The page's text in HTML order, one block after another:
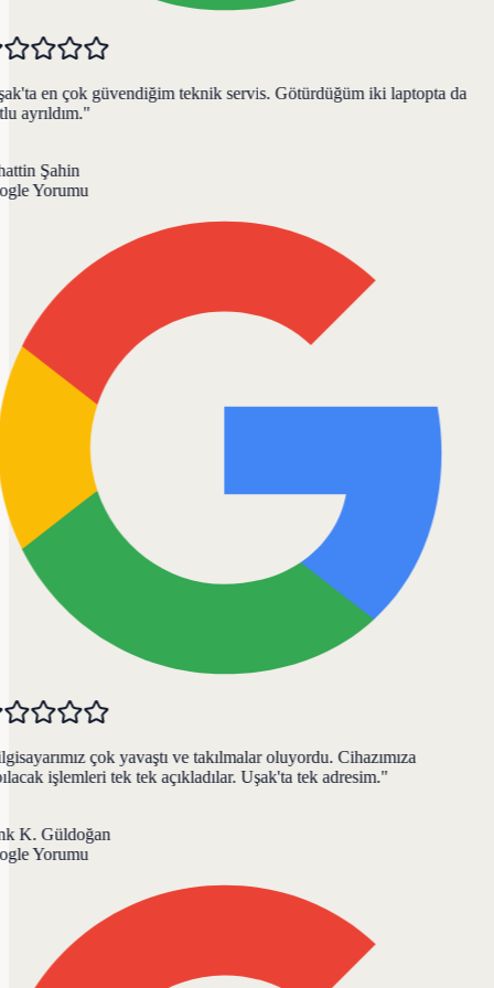
en çok güvendiğim teknik servis. Götürdüğüm iki laptopta da
ayrıldım."
Şahin
Yorumu
çok yavaştı ve takılmalar oluyordu. Cihazımıza
işlemleri tek tek açıkladılar. Uşak'ta tek adresim."
K. Güldoğan
Yorumu